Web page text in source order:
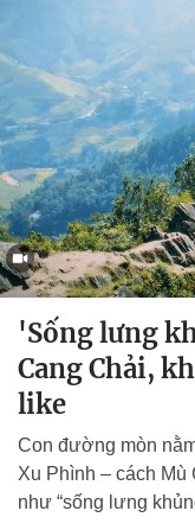
'Sống lưng
Cang Chải,
like
Con đường mòn
Xu Phình – cách Mù
như “sống lưng